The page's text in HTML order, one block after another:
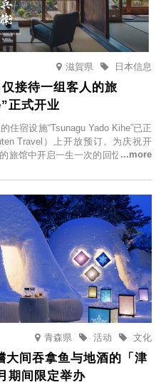
滋賀県 日本信息
接待一组客人的旅
正式开业
住宿设施“Tsunagu Yado Kihe”已正
Travel）上开放预订。为庆祝开
旅馆中开启一生一次的回忆之旅”活
时光。
青森県 文化
活动
大间吞拿鱼与地酒的「津
期间限定举办